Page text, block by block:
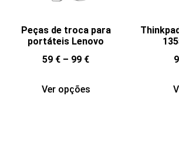
Peças de troca para
portáteis Lenovo
59 € – 99 €
Ver opções
9